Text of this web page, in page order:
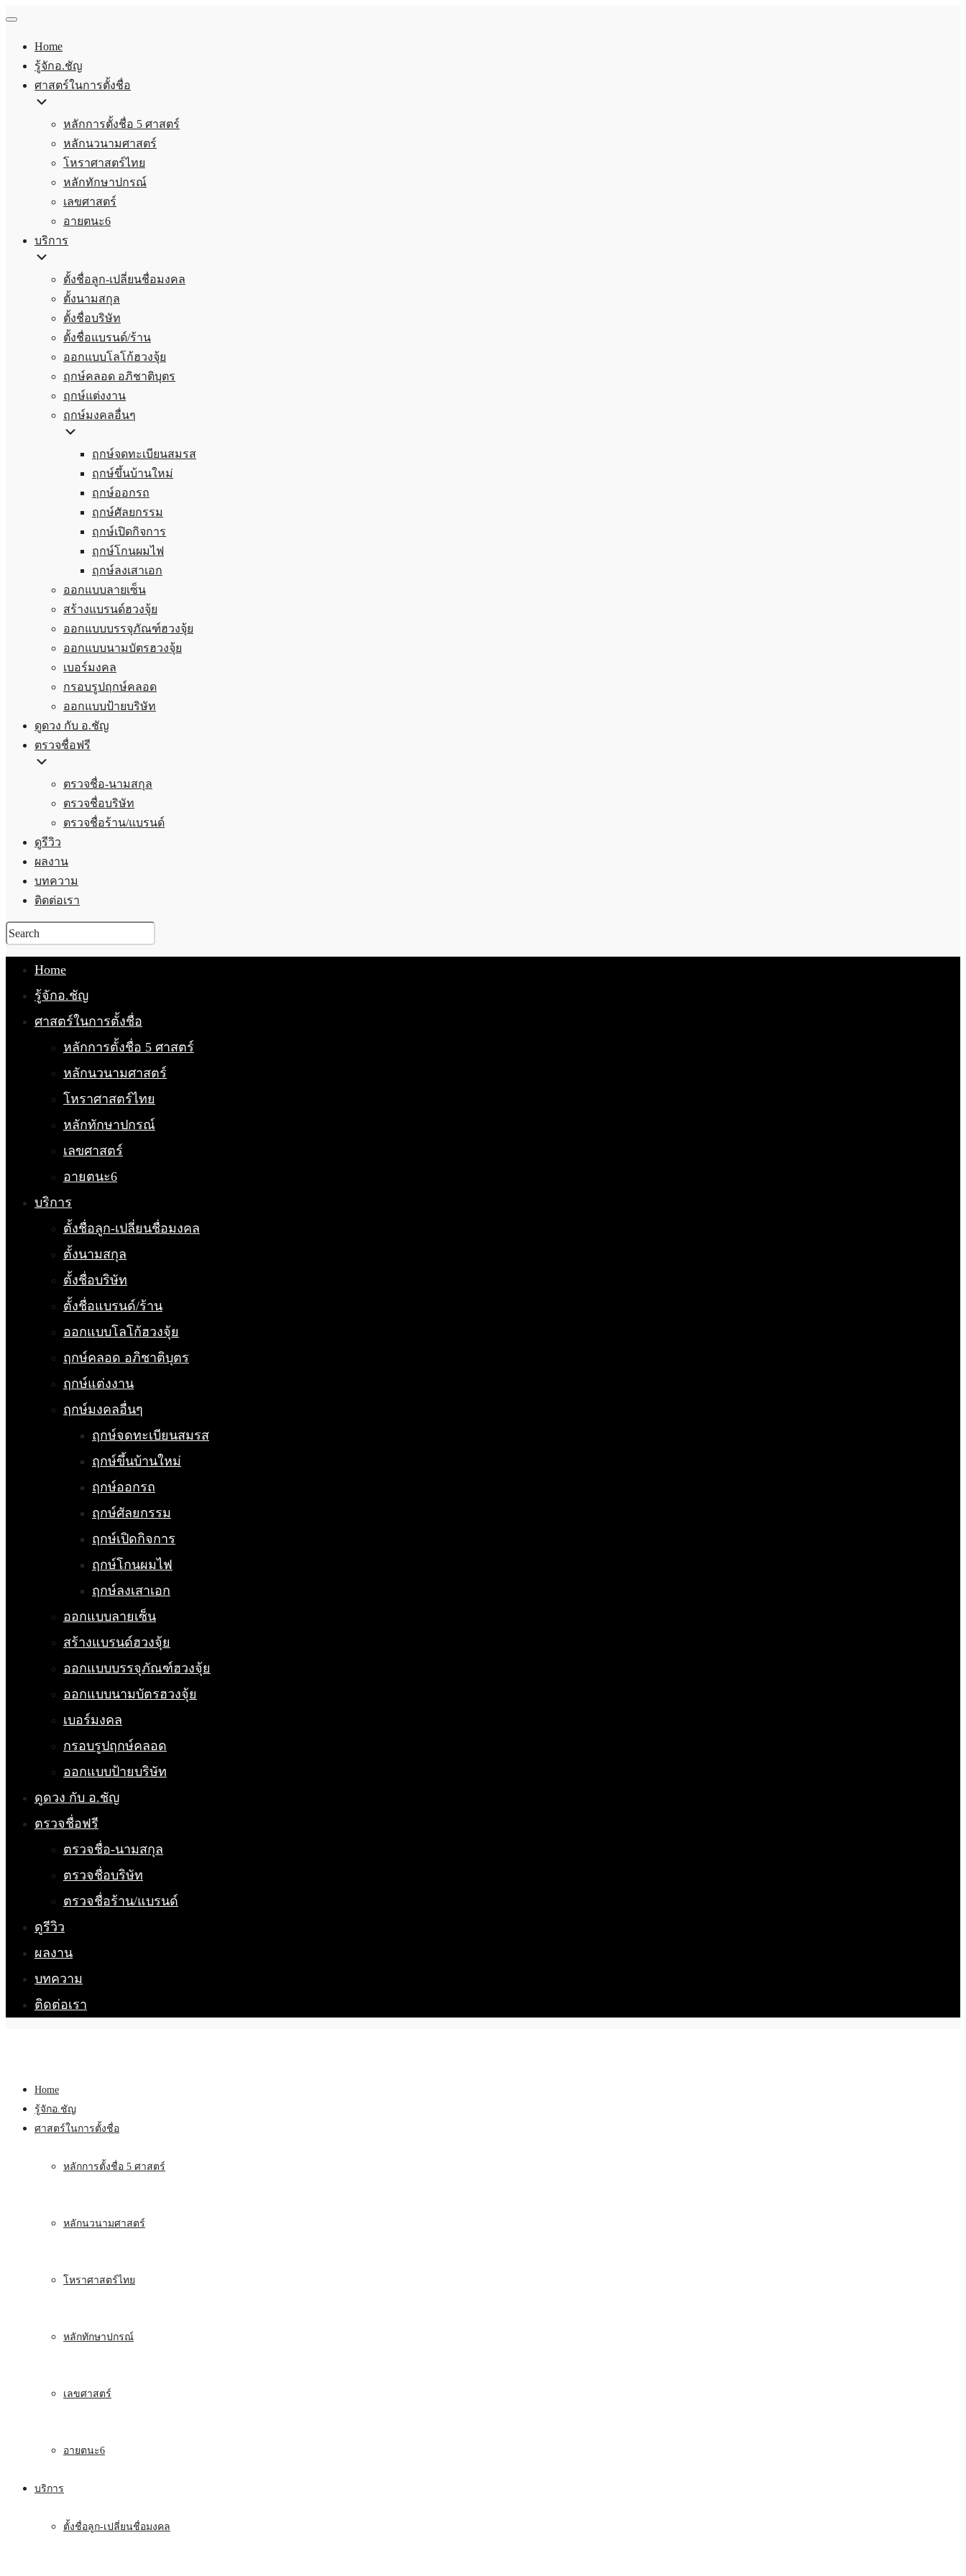
Home
รู้จักอ.ชัญ
ศาสตร์ในการตั้งชื่อ
หลักการตั้งชื่อ 5 ศาสตร์
หลักนวนามศาสตร์
โหราศาสตร์ไทย
หลักทักษาปกรณ์
เลขศาสตร์
อายตนะ6
บริการ
ตั้งชื่อลูก-เปลี่ยนชื่อมงคล
ตั้งนามสกุล
ตั้งชื่อบริษัท
ตั้งชื่อแบรนด์/ร้าน
ออกแบบโลโก้ฮวงจุ้ย
ฤกษ์คลอด อภิชาติบุตร
ฤกษ์แต่งงาน
ฤกษ์มงคลอื่นๆ
ฤกษ์จดทะเบียนสมรส
ฤกษ์ขึ้นบ้านใหม่
ฤกษ์ออกรถ
ฤกษ์ศัลยกรรม
ฤกษ์เปิดกิจการ
ฤกษ์โกนผมไฟ
ฤกษ์ลงเสาเอก
ออกแบบลายเซ็น
สร้างแบรนด์ฮวงจุ้ย
ออกแบบบรรจุภัณฑ์ฮวงจุ้ย
ออกแบบนามบัตรฮวงจุ้ย
เบอร์มงคล
กรอบรูปฤกษ์คลอด
ออกแบบป้ายบริษัท
ดูดวง กับ อ.ชัญ
ตรวจชื่อฟรี
ตรวจชื่อ-นามสกุล
ตรวจชื่อบริษัท
ตรวจชื่อร้าน/แบรนด์
ดูรีวิว
ผลงาน
บทความ
ติดต่อเรา
Home
รู้จักอ.ชัญ
ศาสตร์ในการตั้งชื่อ
หลักการตั้งชื่อ 5 ศาสตร์
หลักนวนามศาสตร์
โหราศาสตร์ไทย
หลักทักษาปกรณ์
เลขศาสตร์
อายตนะ6
บริการ
ตั้งชื่อลูก-เปลี่ยนชื่อมงคล
ตั้งนามสกุล
ตั้งชื่อบริษัท
ตั้งชื่อแบรนด์/ร้าน
ออกแบบโลโก้ฮวงจุ้ย
ฤกษ์คลอด อภิชาติบุตร
ฤกษ์แต่งงาน
ฤกษ์มงคลอื่นๆ
ฤกษ์จดทะเบียนสมรส
ฤกษ์ขึ้นบ้านใหม่
ฤกษ์ออกรถ
ฤกษ์ศัลยกรรม
ฤกษ์เปิดกิจการ
ฤกษ์โกนผมไฟ
ฤกษ์ลงเสาเอก
ออกแบบลายเซ็น
สร้างแบรนด์ฮวงจุ้ย
ออกแบบบรรจุภัณฑ์ฮวงจุ้ย
ออกแบบนามบัตรฮวงจุ้ย
เบอร์มงคล
กรอบรูปฤกษ์คลอด
ออกแบบป้ายบริษัท
ดูดวง กับ อ.ชัญ
ตรวจชื่อฟรี
ตรวจชื่อ-นามสกุล
ตรวจชื่อบริษัท
ตรวจชื่อร้าน/แบรนด์
ดูรีวิว
ผลงาน
บทความ
ติดต่อเรา
Home
รู้จักอ.ชัญ
ศาสตร์ในการตั้งชื่อ
หลักการตั้งชื่อ 5 ศาสตร์
หลักนวนามศาสตร์
โหราศาสตร์ไทย
หลักทักษาปกรณ์
เลขศาสตร์
อายตนะ6
บริการ
ตั้งชื่อลูก-เปลี่ยนชื่อมงคล